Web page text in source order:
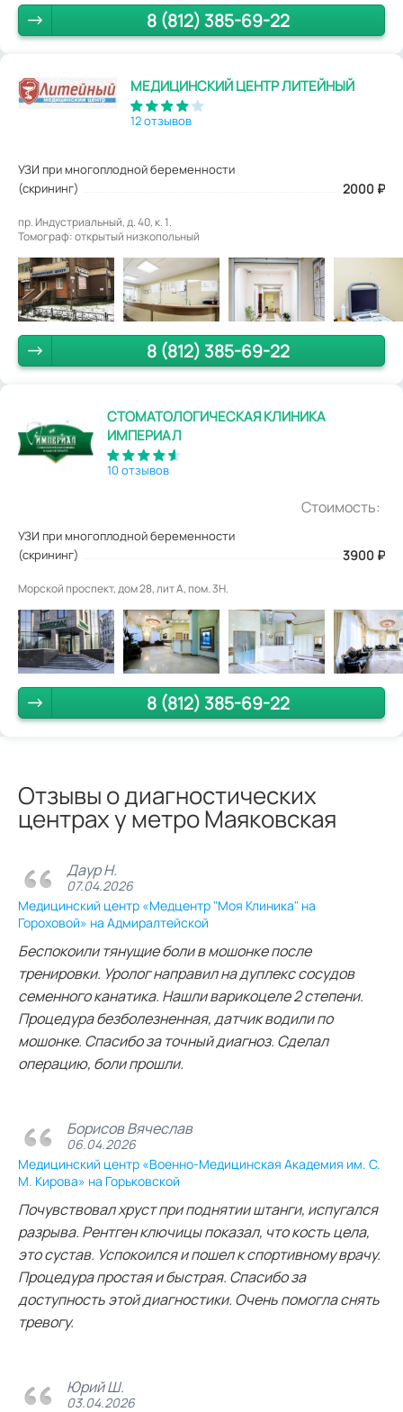
8 (812) 385-69-22
МЕДИЦИНСКИЙ ЦЕНТР ЛИТЕЙНЫЙ
12 отзывов
УЗИ при многоплодной беременности
(скрининг)
2000 ₽
пр. Индустриальный, д. 40, к. 1.
Томограф: открытый низкопольный
8 (812) 385-69-22
СТОМАТОЛОГИЧЕСКАЯ КЛИНИКА
ИМПЕРИАЛ
10 отзывов
Стоимость:
УЗИ при многоплодной беременности
(скрининг)
3900 ₽
Морской проспект, дом 28, лит А, пом. 3Н.
8 (812) 385-69-22
Отзывы о диагностических
центрах у метро Маяковская
Даур Н.
07.04.2026
Медицинский центр «Медцентр "Моя Клиника" на
Гороховой» на Адмиралтейской
Беспокоили тянущие боли в мошонке после
тренировки. Уролог направил на дуплекс сосудов
семенного канатика. Нашли варикоцеле 2 степени.
Процедура безболезненная, датчик водили по
мошонке. Спасибо за точный диагноз. Сделал
операцию, боли прошли.
Борисов Вячеслав
06.04.2026
Медицинский центр «Военно-Медицинская Академия им. С.
М. Кирова» на Горьковской
Почувствовал хруст при поднятии штанги, испугался
разрыва. Рентген ключицы показал, что кость цела,
это сустав. Успокоился и пошел к спортивному врачу.
Процедура простая и быстрая. Спасибо за
доступность этой диагностики. Очень помогла снять
тревогу.
Юрий Ш.
03.04.2026